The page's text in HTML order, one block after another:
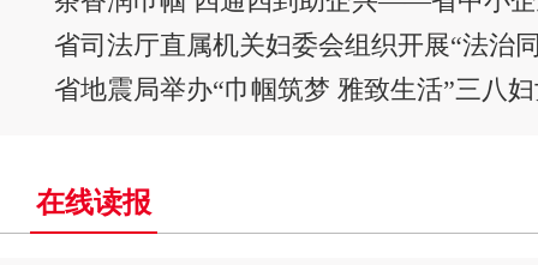
省地震局举办“巾帼筑梦 雅致生活”三八
在线读报